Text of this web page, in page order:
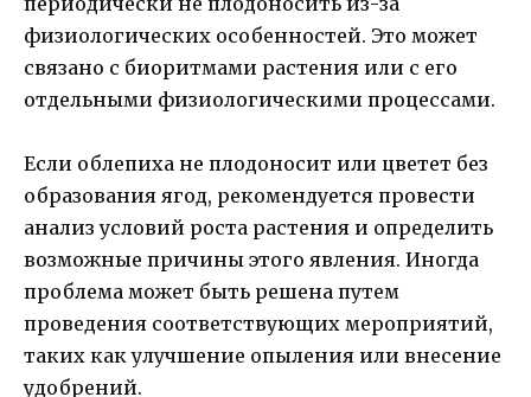
физиологических особенностей. Это может
связано с биоритмами растения или с его
отдельными физиологическими процессами.
Если облепиха не плодоносит или цветет без
образования ягод, рекомендуется провести
анализ условий роста растения и определить
возможные причины этого явления. Иногда
проблема может быть решена путем
проведения соответствующих мероприятий,
таких как улучшение опыления или внесение
удобрений.